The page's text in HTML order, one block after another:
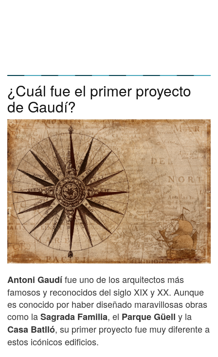
¿Cuál fue el primer proyecto
de Gaudí?
Antoni Gaudífue uno de los arquitectos más
famosos y reconocidos del siglo XIX y XX. Aunque
es conocido por haber diseñado maravillosas obras
como laSagrada Familia, el Parque Güell y la
Casa Batlló, su primer proyecto fue muy diferente a
estos icónicos edificios.